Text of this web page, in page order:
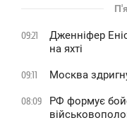
09:21
Дженніфер
на яхті
09:11 Москва
08:09
РФ формує